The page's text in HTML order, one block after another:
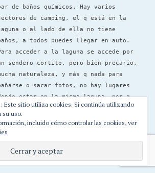
de baños químicos. Hay varios
de camping, el q está en la
o al lado de ella no tiene
a todos puedes llegar en auto.
acceder a la laguna se accede por
sendero cortito, pero bien precario,
naturaleza, y más q nada para
o sacar fotos, no hay lugares
estar en la misma laguna, por q
muy salvaje, muchos matorrales y
de árbol o roca y de ahí meterte
agua.
Saludos
Este sitio utiliza cookies. Si continúa utilizando
su uso.
incluido cómo controlar las cookies, ver